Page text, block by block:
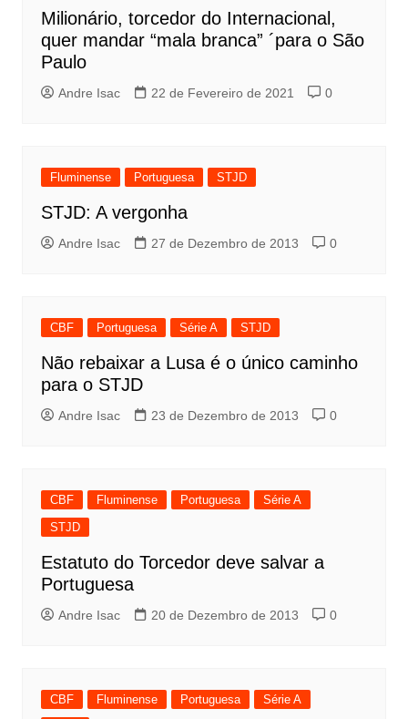
Milionário, torcedor do Internacional,
quer mandar “mala branca” ´para o São
Paulo
Andre Isac 22 de Fevereiro de 2021 0
Fluminense Portuguesa STJD
STJD: A vergonha
Andre Isac 27 de Dezembro de 2013 0
CBF Portuguesa Série A STJD
Não rebaixar a Lusa é o único caminho
para o STJD
Andre Isac 23 de Dezembro de 2013 0
CBF Fluminense Portuguesa
Série A
STJD
Estatuto do Torcedor deve salvar a
Portuguesa
Andre Isac 20 de Dezembro de 2013 0
CBF Fluminense Portuguesa
Série A